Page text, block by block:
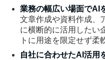
業務の幅広い場面でAI
文章作成や資料作成、
に横断的に活用したい
トに用途を限定せず柔
自社に合わせたAI活用